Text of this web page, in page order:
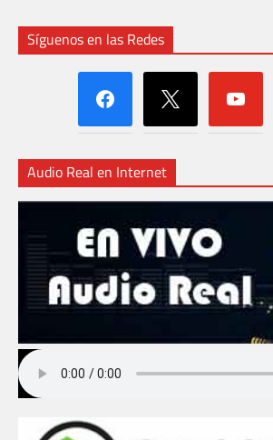
Síguenos en las Redes
facebook x youtube
Audio Real en Internet